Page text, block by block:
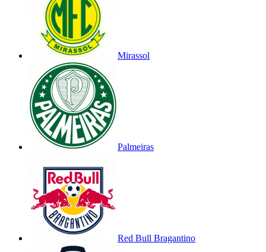
Mirassol
Palmeiras
Red Bull Bragantino